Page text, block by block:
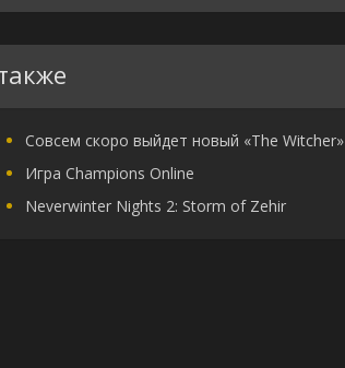
Совсем скоро выйдет новый «The Witcher»
Игра Champions Online
Neverwinter Nights 2: Storm of Zehir